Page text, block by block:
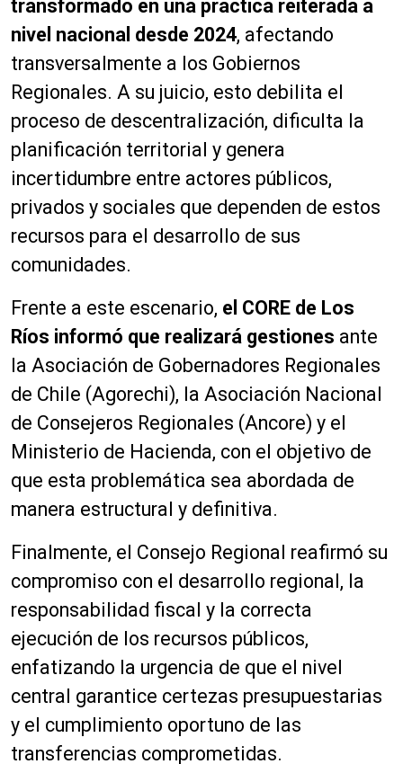
transformado en una práctica reiterada a
nivel nacional desde 2024, afectando
transversalmente a los Gobiernos
Regionales. A su juicio, esto debilita el
proceso de descentralización, dificulta la
planificación territorial y genera
incertidumbre entre actores públicos,
privados y sociales que dependen de estos
recursos para el desarrollo de sus
comunidades.
Frente a este escenario, el CORE de Los
Ríos informó que realizará gestiones ante
la Asociación de Gobernadores Regionales
de Chile (Agorechi), la Asociación Nacional
de Consejeros Regionales (Ancore) y el
Ministerio de Hacienda, con el objetivo de
que esta problemática sea abordada de
manera estructural y definitiva.
Finalmente, el Consejo Regional reafirmó su
compromiso con el desarrollo regional, la
responsabilidad fiscal y la correcta
ejecución de los recursos públicos,
enfatizando la urgencia de que el nivel
central garantice certezas presupuestarias
y el cumplimiento oportuno de las
transferencias comprometidas.